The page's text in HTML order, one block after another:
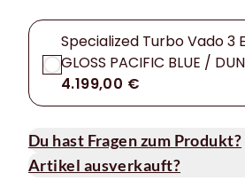
Specialized Turbo Vado 3
GLOSS PACIFIC BLUE /
4.199,00 €
Du hast Fragen zum Produkt?
Artikel ausverkauft?